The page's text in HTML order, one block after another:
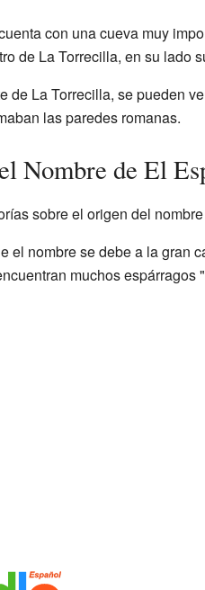
con una cueva muy
de La Torrecilla, en su lado
de La Torrecilla, se pueden
las paredes romanas.
Nombre de El
sobre el origen del
el nombre se debe a la gran
muchos espárragos